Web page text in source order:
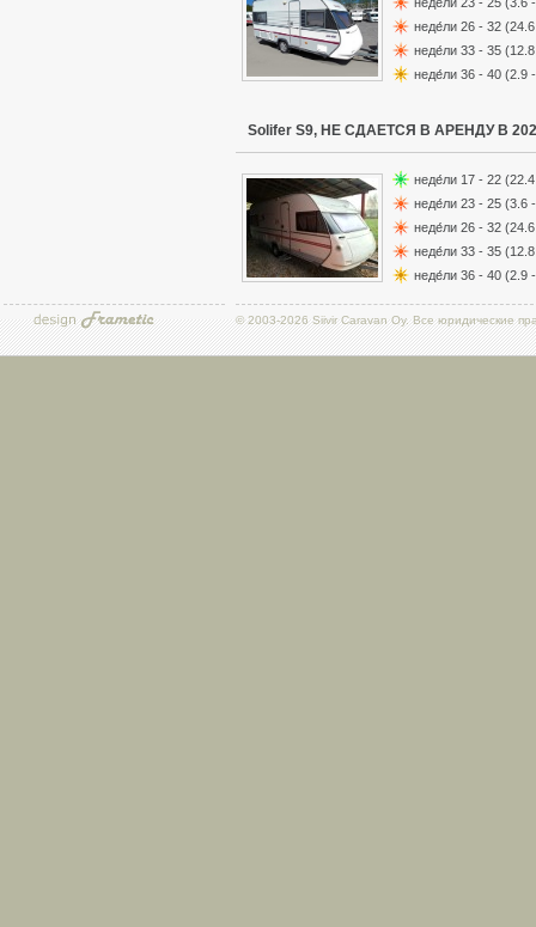
неде́ли 26 - 32
неде́ли 33 - 35
неде́ли 36 - 40 (2.9
Solifer S9, НЕ СДАЕТСЯ В АРЕНДУ В
неде́ли 17 - 22
неде́ли 23 - 25 (3.6
неде́ли 26 - 32
неде́ли 33 - 35
неде́ли 36 - 40 (2.9
© 2003-2026Siivir Caravan Oy. Все юридические